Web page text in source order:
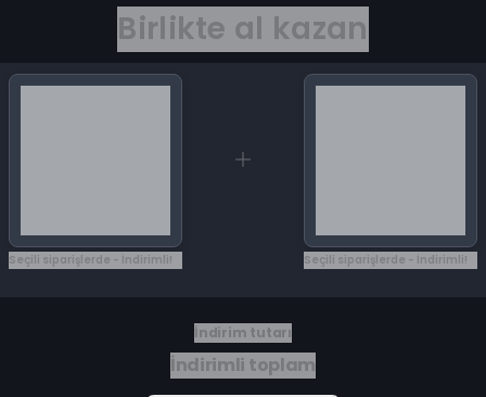
Birlikte al kazan
Seçili siparişlerde - İndirimli! Seçili siparişlerde - İndirimli!
İndirim tutarı
İndirimli toplam